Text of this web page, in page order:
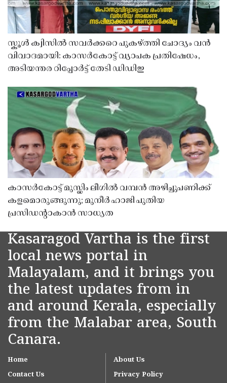
സ്കൂൾ ക്വിസിൽ സവർക്കറെ പുകഴ്ത്തി ചോദ്യം വൻ
വിവാദമായി: കാസർകോട്ട് വ്യാപക പ്രതിഷേധം,
അടിയന്തര റിപ്പോർട്ട് തേടി ഡിഡിഇ
കാസർകോട്ട് മുസ്ലിം ലീഗിൽ വമ്പൻ അഴിച്ചുപണിക്ക്
കളമൊരുങ്ങുന്നു; മുനീർ ഹാജി പുതിയ
പ്രസിഡൻ്റാകാൻ സാധ്യത
Kasaragod Vartha is the first
local news portal in
Malayalam, and it brings you
the latest updates from in
and around Kerala, especially
from the Malabar area, South
Canara.
Home
About Us
Contact Us
Privacy Policy